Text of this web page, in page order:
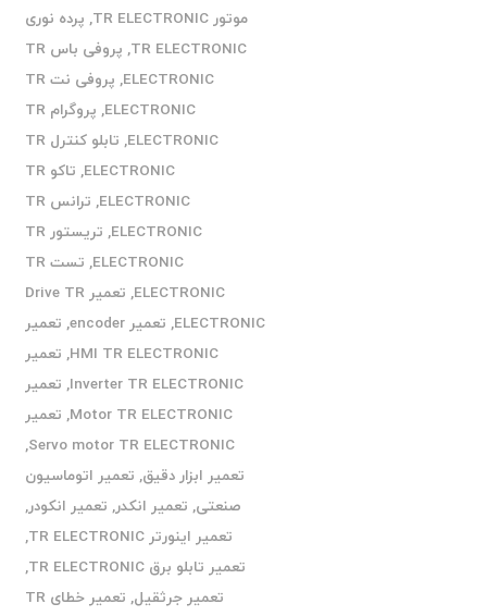
موتور TR ELECTRONIC
, پرده نوری
TR ELECTRONIC
,
پروفی باس TR
ELECTRONIC
,
پروفی نت TR
ELECTRONIC
,
پروگرام TR
ELECTRONIC
,
تابلو کنترل TR
ELECTRONIC
,
تاکو TR
ELECTRONIC
,
ترانس TR
ELECTRONIC
,
تریستور TR
ELECTRONIC
,
تست TR
ELECTRONIC
,
تعمیر Drive TR
ELECTRONIC
, تعمیر encoder , تعمیر
HMI TR ELECTRONIC
, تعمیر
Inverter TR ELECTRONIC
, تعمیر
Motor TR ELECTRONIC
, تعمیر
Servo motor TR ELECTRONIC
,
تعمیر ابزار دقیق, تعمیر اتوماسیون
صنعتی, تعمیر انکدر, تعمیر انکودر,
تعمیر اینورتر TR ELECTRONIC
,
تعمیر تابلو برق TR ELECTRONIC
,
تعمیر جرثقیل,
تعمیر خطای TR